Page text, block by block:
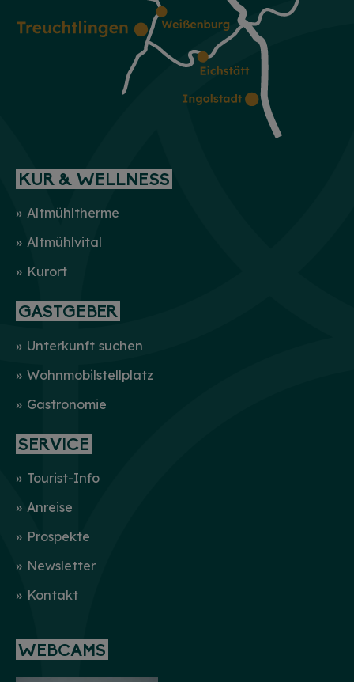
KUR & WELLNESS
Altmühltherme
Altmühlvital
Kurort
GASTGEBER
Unterkunft suchen
Wohnmobilstellplatz
Gastronomie
SERVICE
Tourist-Info
Anreise
Prospekte
Newsletter
Kontakt
WEBCAMS